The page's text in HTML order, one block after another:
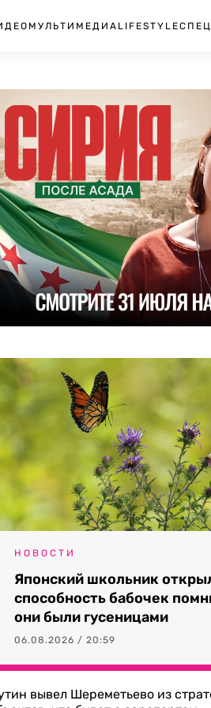
МУЛЬТИМЕДИА LIFESTYLE
НОВОСТИ
Японский школьник
способность бабочек
они были гусеницами
06.08.2026 / 20:59
вывел Шереметьево из